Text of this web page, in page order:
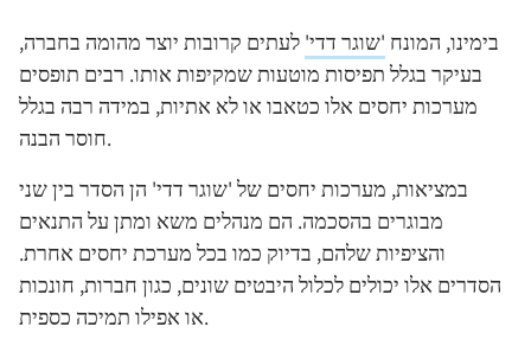
בימינו, המונח 'שוגר דדי' לעתים קרובות יוצר מהומה בחברה,
בעיקר בגלל תפיסות מוטעות שמקיפות אותו. רבים תופסים
מערכות יחסים אלו כטאבו או לא אתיות, במידה רבה בגלל
חוסר הבנה.
במציאות, מערכות יחסים של 'שוגר דדי' הן הסדר בין שני
מבוגרים בהסכמה. הם מנהלים משא ומתן על התנאים
והציפיות שלהם, בדיוק כמו בכל מערכת יחסים אחרת.
הסדרים אלו יכולים לכלול היבטים שונים, כגון חברות, חונכות
או אפילו תמיכה כספית.